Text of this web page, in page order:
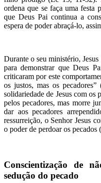
ordena que se faça uma festa
que Deus Pai continua a
espera de poder abraçá-lo,
Durante o seu ministério,
para demonstrar que Deus
criticaram por este
os justos, mas os
solidariedade de Jesus com os
pelos pecadores, mas morre
dar aos pecadores
ressurreição, o Senhor Jesus
o poder de perdoar os pecados
Conscientização de
sedução do pecado